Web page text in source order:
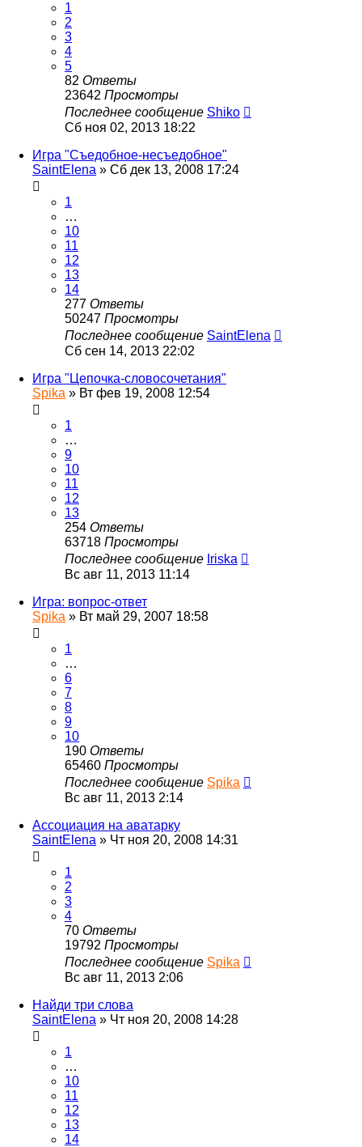
1
2
3
4
5
82 Ответы
23642 Просмотры
Последнее сообщение Shiko
Сб ноя 02, 2013 18:22
Игра "Съедобное-несъедобное"
SaintElena » Сб дек 13, 2008 17:24
1
…
10
11
12
13
14
277 Ответы
50247 Просмотры
Последнее сообщение SaintElena
Сб сен 14, 2013 22:02
Игра "Цепочка-словосочетания"
Spika » Вт фев 19, 2008 12:54
1
…
9
10
11
12
13
254 Ответы
63718 Просмотры
Последнее сообщение Iriska
Вс авг 11, 2013 11:14
Игра: вопрос-ответ
Spika » Вт май 29, 2007 18:58
1
…
6
7
8
9
10
190 Ответы
65460 Просмотры
Последнее сообщение Spika
Вс авг 11, 2013 2:14
Ассоциация на аватарку
SaintElena » Чт ноя 20, 2008 14:31
1
2
3
4
70 Ответы
19792 Просмотры
Последнее сообщение Spika
Вс авг 11, 2013 2:06
Найди три слова
SaintElena » Чт ноя 20, 2008 14:28
1
…
10
11
12
13
14